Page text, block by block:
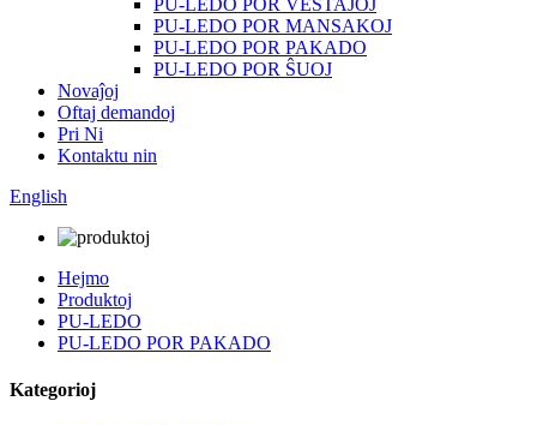
PU-LEDO POR VESTAĴOJ
PU-LEDO POR MANSAKOJ
PU-LEDO POR PAKADO
PU-LEDO POR ŜUOJ
Novaĵoj
Oftaj demandoj
Pri Ni
Kontaktu nin
English
Hejmo
Produktoj
PU-LEDO
PU-LEDO POR PAKADO
Kategorioj